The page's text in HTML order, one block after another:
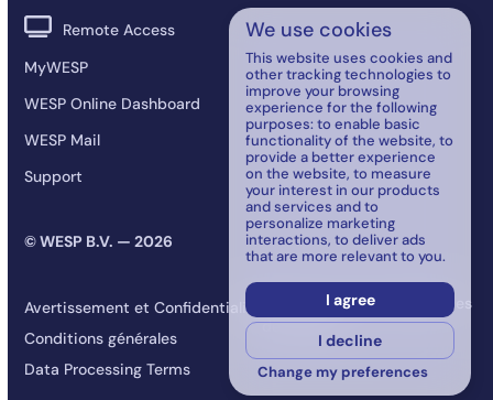
We use cookies
This website uses cookies and
other tracking technologies to
improve your browsing
experience for the following
purposes: to enable basic
functionality of the website, to
provide a better experience
on the website, to measure
your interest in our products
and services and to
personalize marketing
interactions, to deliver ads
that are more relevant to you.
I agree
I decline
Change my preferences
Remote Access
MyWESP
WESP Online Dashboard
WESP Mail
Support
© WESP B.V. — 2026
Avertissement et Confidentialité
Conditions générales
Data Processing Terms
Mettre à jour les préférences
de cookies